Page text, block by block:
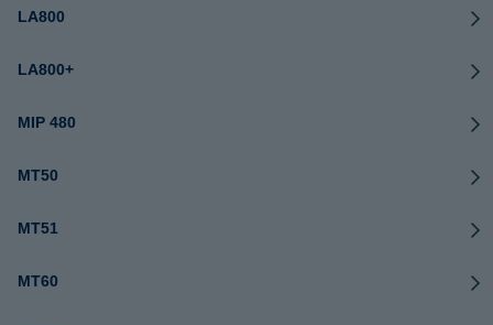
LA800
LA800+
MIP 480
MT50
MT51
MT60